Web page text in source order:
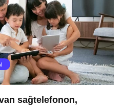
saĝtelefonon,